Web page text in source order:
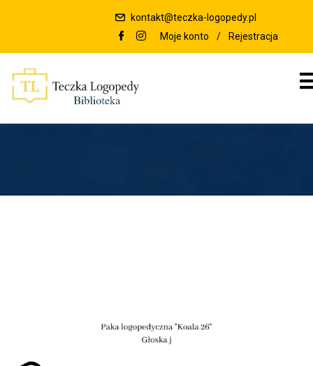
kontakt@teczka-logopedy.pl
Moje konto
/ Rejestracja